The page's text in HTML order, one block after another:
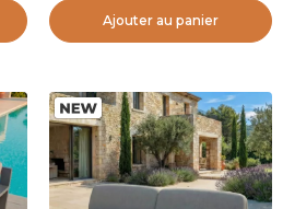
Ajouter au panier